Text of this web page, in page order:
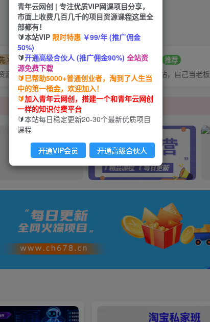
源
招募站长 推荐
搭建同款网站，自己当老板
青年云网创 | 专注优质VIP网课项目分享，
市面上收费几百几千的项目资源课程这里全
部都有！
🔰本站VIP 限时特惠 ￥99/年 (推广佣金
50%)
🔰开通高级合伙人 (推广佣金90%) 全站资
源免费下载
🔰已帮助5000+普通创业者，淘到了人生当
中的第一桶金，欢迎加入！
🔰加入青年云网创，搭建一个和青年云网创
一样的知识付费平台
🔰本站每日稳定更新20-30个最新优质项目
课程
开通VIP会员 开通高级合伙人